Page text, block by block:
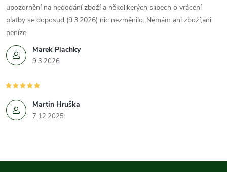
Marek Plachky
9.3.2026
upozornění na nedodání zboží a několikerých slibech o vrácení
platby se doposud (9.3.2026) nic nezměnilo. Nemám ani zboží,ani
peníze.
Martin Hruška
7.12.2025